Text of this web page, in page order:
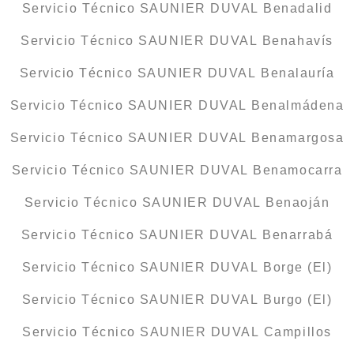
Servicio Técnico SAUNIER DUVAL Benadalid
Servicio Técnico SAUNIER DUVAL Benahavís
Servicio Técnico SAUNIER DUVAL Benalauría
Servicio Técnico SAUNIER DUVAL Benalmádena
Servicio Técnico SAUNIER DUVAL Benamargosa
Servicio Técnico SAUNIER DUVAL Benamocarra
Servicio Técnico SAUNIER DUVAL Benaoján
Servicio Técnico SAUNIER DUVAL Benarrabá
Servicio Técnico SAUNIER DUVAL Borge (El)
Servicio Técnico SAUNIER DUVAL Burgo (El)
Servicio Técnico SAUNIER DUVAL Campillos